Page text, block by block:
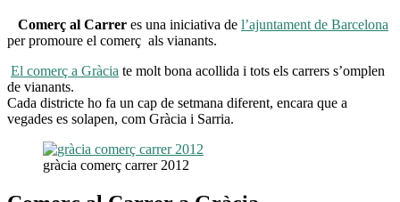
Comerç al Carrer es una iniciativa de l’ajuntament de Barcelona
per promoure el comerç als vianants.
El comerç a Gràcia te molt bona acollida i tots els carrers s’omplen
de vianants.
Cada districte ho fa un cap de setmana diferent, encara que a
vegades es solapen, com Gràcia i Sarria.
gràcia comerç carrer 2012